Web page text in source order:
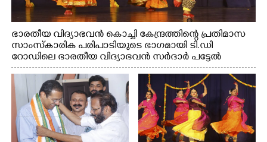
ഭാരതീയ വിദ്യാഭവൻ കൊച്ചി കേന്ദ്രത്തിന്റെ പ്രതിമാസ
സാംസ്കാരിക പരിപാടിയുടെ ഭാഗമായി ടി.ഡി
റോഡിലെ ഭാരതീയ വിദ്യാഭവൻ സർദാർ പട്ടേൽ
സഭാഗൃഹത്തിൽ എം. അക്ഷതയുടെ നേതൃത്വത്തിൽ
അവതരിപ്പിച്ച ലയ നമൻ കഥക് നൃത്തത്തിൽ നിന്ന്